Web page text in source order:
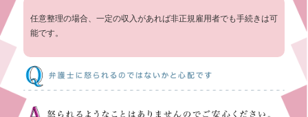
任意整理の場合、一定の収入があれば非正規雇用者でも手続きは可
能です。